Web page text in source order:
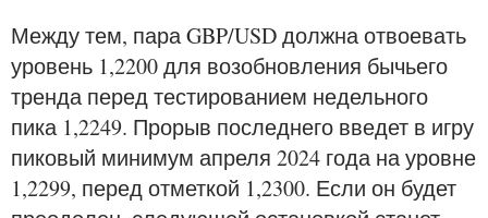
Между тем, пара GBP/USD должна отвоевать
уровень 1,2200 для возобновления бычьего
тренда перед тестированием недельного
пика 1,2249. Прорыв последнего введет в игру
пиковый минимум апреля 2024 года на уровне
1,2299, перед отметкой 1,2300. Если он будет